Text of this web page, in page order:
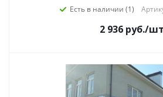
Есть в наличии (1)
2 936 руб./шт